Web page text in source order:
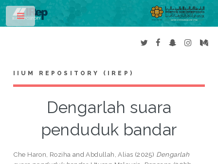
IIUM REPOSITORY (IREP)
Dengarlah suara
penduduk bandar
Che Haron, Roziha andAbdullah, Alias (2025) Dengarlah
Toggle